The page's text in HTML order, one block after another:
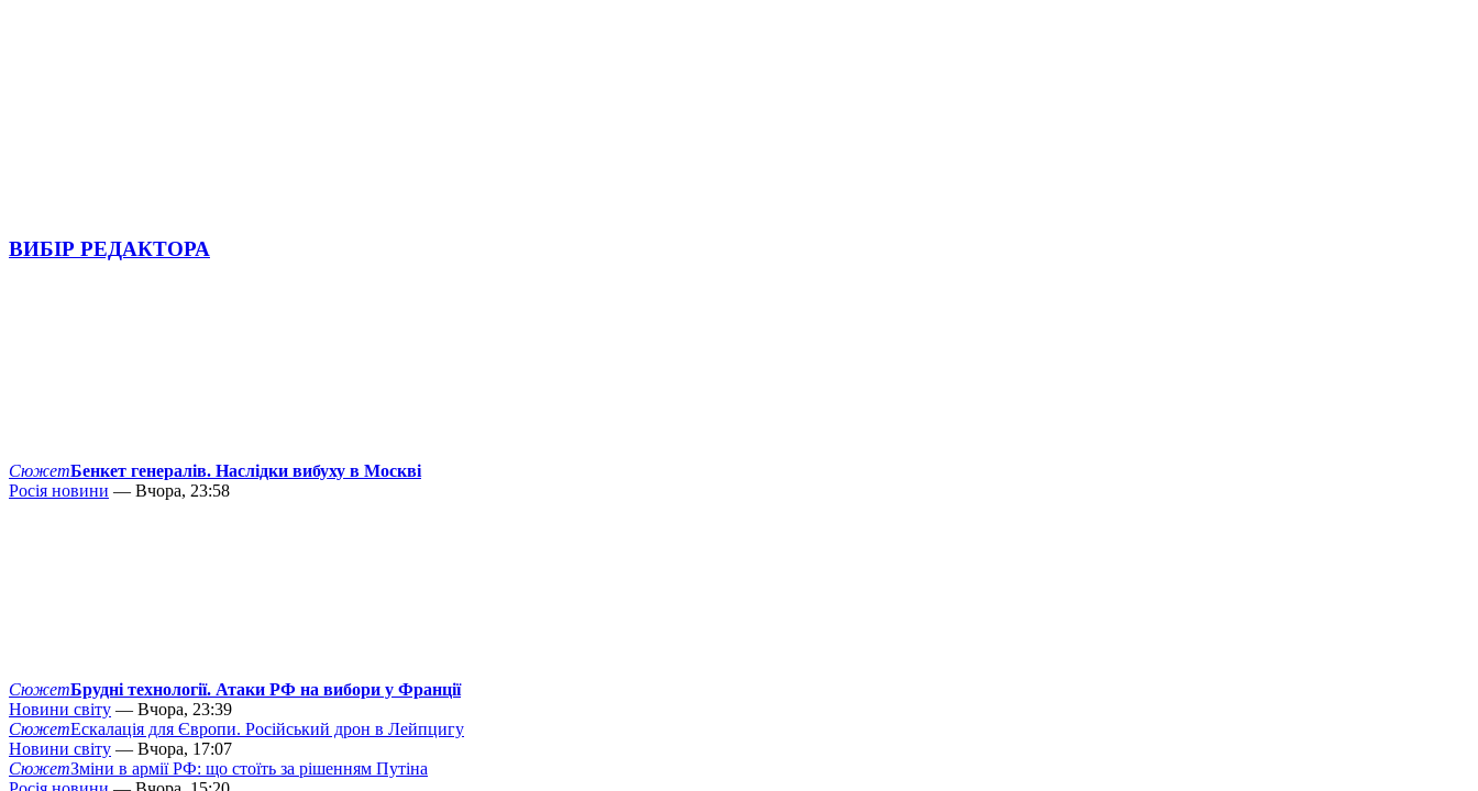
ВИБІР РЕДАКТОРА
СюжетБенкет генералів. Наслідки вибуху в Москві
Росія новини — Вчора, 23:58
СюжетБрудні технології. Атаки РФ на вибори у Франції
Новини світу — Вчора, 23:39
СюжетЕскалація для Європи. Російський дрон в Лейпцигу
Новини світу — Вчора, 17:07
СюжетЗміни в армії РФ: що стоїть за рішенням Путіна